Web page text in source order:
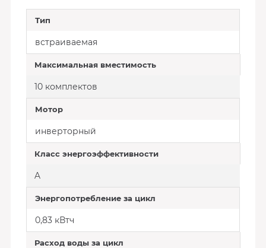
Тип
встраиваемая
Максимальная вместимость
10 комплектов
Мотор
инверторный
Класс энергоэффективности
A
Энергопотребление за цикл
0,83 кВтч
Расход воды за цикл